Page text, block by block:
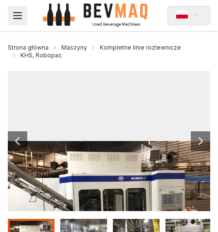
Open main menu
Strona główna Maszyny
Kompletne linie rozlewnicze
KHS, Robopac